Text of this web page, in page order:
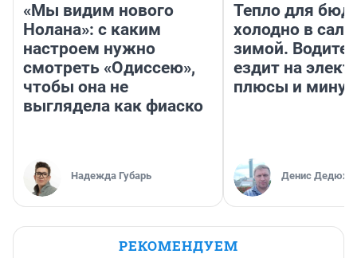
«Мы видим нового
Нолана»: с каким
настроем нужно
смотреть «Одиссею»,
чтобы она не
выглядела как фиаско
Надежда Губарь
Тепло для
холодно в
зимой.
ездит на
плюсы и
Денис
РЕКОМЕНДУЕМ